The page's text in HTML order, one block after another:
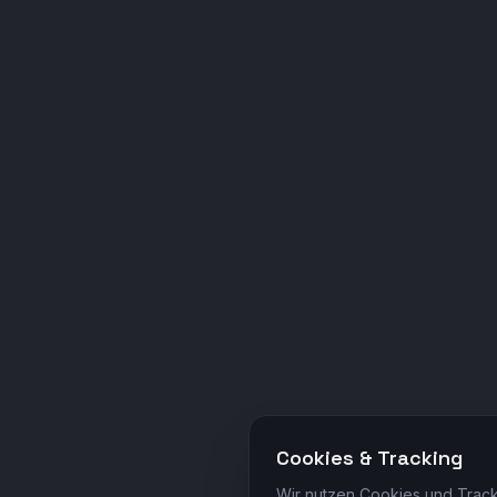
Cookies & Tracking